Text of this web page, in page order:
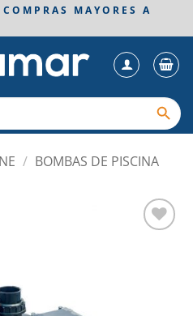
MAYORES A
/ BOMBAS DE PISCINA